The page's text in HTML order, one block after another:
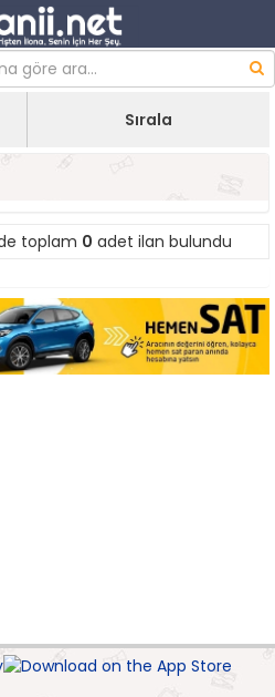
Sırala
toplam 0 adet ilan bulundu